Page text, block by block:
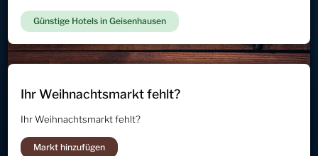
Günstige Hotels in Geisenhausen
Ihr Weihnachtsmarkt fehlt?
Ihr Weihnachtsmarkt fehlt?
Markt hinzufügen